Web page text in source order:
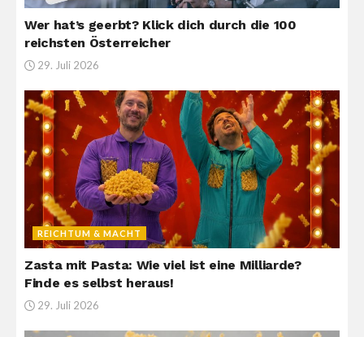
Wer hat’s geerbt? Klick dich durch die 100
reichsten Österreicher
29. Juli 2026
REICHTUM & MACHT
Zasta mit Pasta: Wie viel ist eine Milliarde?
Finde es selbst heraus!
29. Juli 2026